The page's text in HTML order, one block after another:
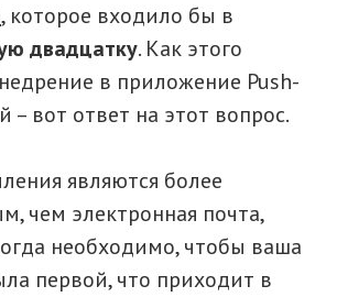
, которое входило бы в
двадцатку. Как этого
в приложение Push-
– вот ответ на этот вопрос.
являются более
чем электронная почта,
необходимо, чтобы ваша
первой, что приходит в